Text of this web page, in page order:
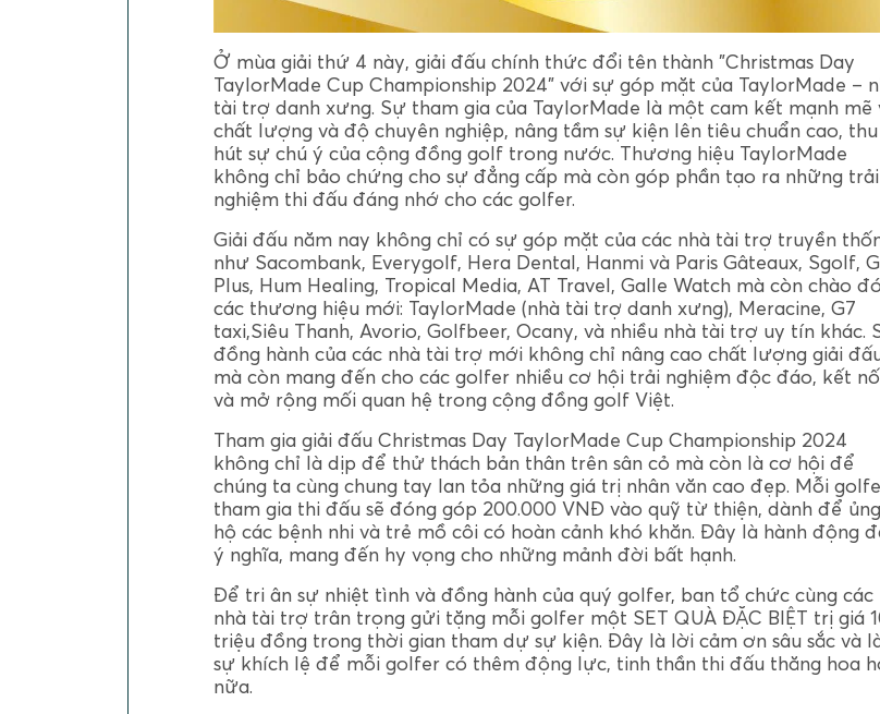
Ở mùa giải thứ 4 này, giải đấu chính thức đổi tên thành "Christmas Day
TaylorMade Cup Championship 2024" với sự góp mặt của TaylorMade –
tài trợ danh xưng. Sự tham gia của TaylorMade là một cam kết mạnh mẽ
chất lượng và độ chuyên nghiệp, nâng tầm sự kiện lên tiêu chuẩn cao, thu
hút sự chú ý của cộng đồng golf trong nước. Thương hiệu TaylorMade
không chỉ bảo chứng cho sự đẳng cấp mà còn góp phần tạo ra những trải
nghiệm thi đấu đáng nhớ cho các golfer.
Giải đấu năm nay không chỉ có sự góp mặt của các nhà tài trợ truyền
như Sacombank, Everygolf, Hera Dental, Hanmi và Paris Gâteaux, Sgolf,
Plus, Hum Healing, Tropical Media, AT Travel, Galle Watch mà còn chào
các thương hiệu mới: TaylorMade (nhà tài trợ danh xưng), Meracine, G7
taxi,Siêu Thanh, Avorio, Golfbeer, Ocany, và nhiều nhà tài trợ uy tín khác.
đồng hành của các nhà tài trợ mới không chỉ nâng cao chất lượng giải
mà còn mang đến cho các golfer nhiều cơ hội trải nghiệm độc đáo, kết
và mở rộng mối quan hệ trong cộng đồng golf Việt.
Tham gia giải đấu Christmas Day TaylorMade Cup Championship 2024
không chỉ là dịp để thử thách bản thân trên sân cỏ mà còn là cơ hội để
chúng ta cùng chung tay lan tỏa những giá trị nhân văn cao đẹp. Mỗi
tham gia thi đấu sẽ đóng góp 200.000 VNĐ vào quỹ từ thiện, dành để ủng
hộ các bệnh nhi và trẻ mồ côi có hoàn cảnh khó khăn. Đây là hành động
ý nghĩa, mang đến hy vọng cho những mảnh đời bất hạnh.
Để tri ân sự nhiệt tình và đồng hành của quý golfer, ban tổ chức cùng các
nhà tài trợ trân trọng gửi tặng mỗi golfer một SET QUÀ ĐẶC BIỆT trị giá
triệu đồng trong thời gian tham dự sự kiện. Đây là lời cảm ơn sâu sắc và
sự khích lệ để mỗi golfer có thêm động lực, tinh thần thi đấu thăng hoa
nữa.